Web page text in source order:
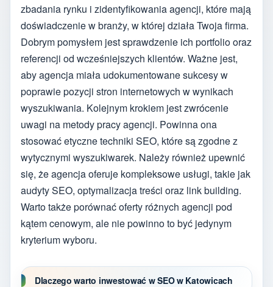
zbadania rynku i zidentyfikowania agencji, które mają
doświadczenie w branży, w której działa Twoja firma.
Dobrym pomysłem jest sprawdzenie ich portfolio oraz
referencji od wcześniejszych klientów. Ważne jest,
aby agencja miała udokumentowane sukcesy w
poprawie pozycji stron internetowych w wynikach
wyszukiwania. Kolejnym krokiem jest zwrócenie
uwagi na metody pracy agencji. Powinna ona
stosować etyczne techniki SEO, które są zgodne z
wytycznymi wyszukiwarek. Należy również upewnić
się, że agencja oferuje kompleksowe usługi, takie jak
audyty SEO, optymalizacja treści oraz link building.
Warto także porównać oferty różnych agencji pod
kątem cenowym, ale nie powinno to być jedynym
kryterium wyboru.
Dlaczego warto inwestować w SEO w Katowicach